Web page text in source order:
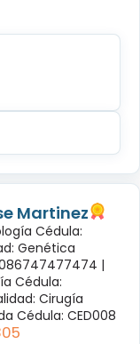
Martinez
Cédula:
Genética
|
Cédula:
Cirugía
Cédula: CED008